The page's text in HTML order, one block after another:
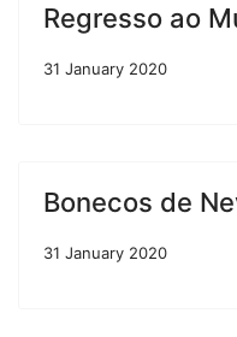
Regresso ao
31 January 2020
Bonecos de
31 January 2020